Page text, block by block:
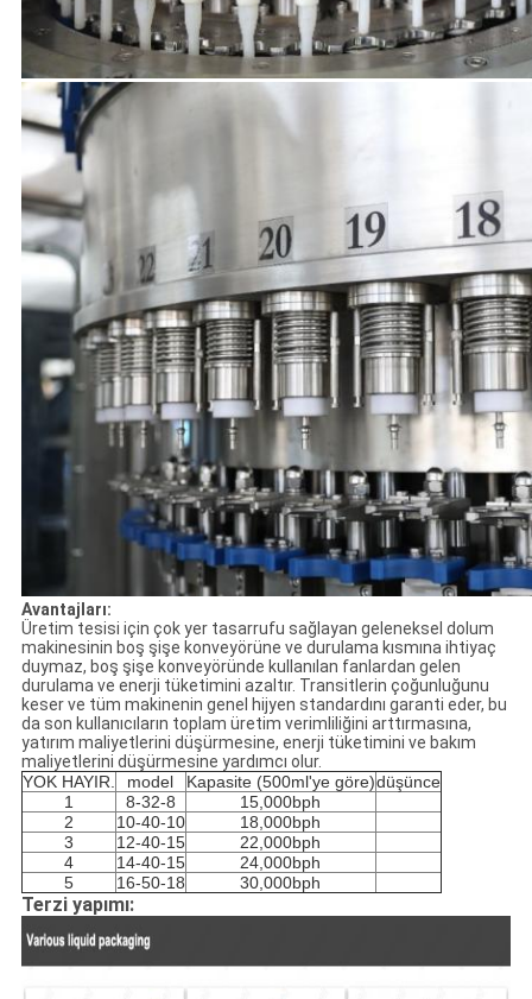
Avantajları:
Üretim tesisi için çok yer tasarrufu sağlayan geleneksel dolum
makinesinin boş şişe konveyörüne ve durulama kısmına ihtiyaç
duymaz, boş şişe konveyöründe kullanılan fanlardan gelen
durulama ve enerji tüketimini azaltır. Transitlerin çoğunluğunu
keser ve tüm makinenin genel hijyen standardını garanti eder, bu
da son kullanıcıların toplam üretim verimliliğini arttırmasına,
yatırım maliyetlerini düşürmesine, enerji tüketimini ve bakım
maliyetlerini düşürmesine yardımcı olur.
YOK HAYIR.
model Kapasite (500ml'ye göre)düşünce
1
8-32-8
15,000bph
2
10-40-10
18,000bph
3
12-40-15
22,000bph
4
14-40-15
24,000bph
5
16-50-18 30,000bph
Terzi yapımı: